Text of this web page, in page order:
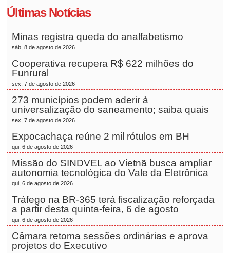
Últimas Notícias
Minas registra queda do analfabetismo
sáb, 8 de agosto de 2026
Cooperativa recupera R$ 622 milhões do
Funrural
sex, 7 de agosto de 2026
273 municípios podem aderir à
universalização do saneamento; saiba quais
sex, 7 de agosto de 2026
Expocachaça reúne 2 mil rótulos em BH
qui, 6 de agosto de 2026
Missão do SINDVEL ao Vietnã busca ampliar
autonomia tecnológica do Vale da Eletrônica
qui, 6 de agosto de 2026
Tráfego na BR-365 terá fiscalização reforçada
a partir desta quinta-feira, 6 de agosto
qui, 6 de agosto de 2026
Câmara retoma sessões ordinárias e aprova
projetos do Executivo